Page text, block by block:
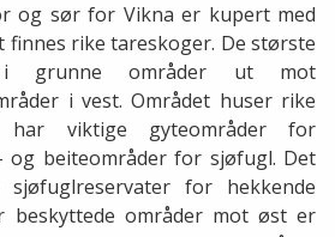
og sør for Vikna er kupert med
rike tareskoger. De største
i grunne områder ut mot
i vest. Området huser rike
har viktige gyteområder for
og beiteområder for sjøfugl. Det
for hekkende
beskyttede områder mot øst er